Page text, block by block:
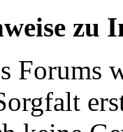
zu
Forums